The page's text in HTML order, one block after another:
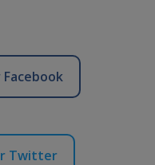
Twitter